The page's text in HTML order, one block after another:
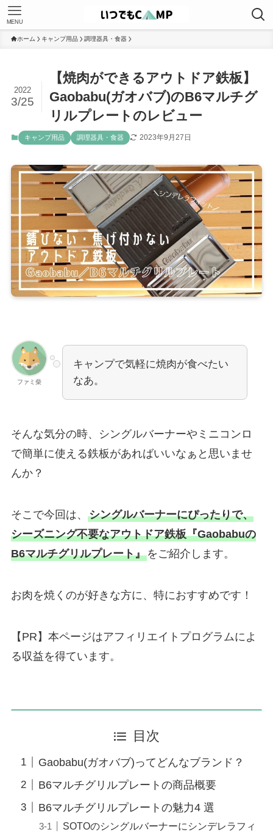
MENU
ホーム キャンプ用品 調理器具・食器
【焼肉ができるアウトドア鉄板】
Gaobabu(ガオバブ)のB6マルチグ
リルプレートのレビュー
2022
3/25
キャンプ用品 調理器具・食器 2023年9月27日
ファミ柴
キャンプで気軽に焼肉が食べたい
なあ。
そんな気分の時、シングルバーナーやミニコンロ
で簡単に使える鉄板があればいいなぁと思いませ
んか？
そこで今回は、 シングルバーナーにぴったりで、
シーズニング不要なアウトドア鉄板『Gaobabuの
B6マルチグリルプレート』をご紹介します。
お肉を焼くのが好きな方に、特におすすめです！
【PR】本ページはアフィリエイトプログラムによ
る収益を得ています。
目次
Gaobabu(ガオバブ)ってどんなブランド？
B6マルチグリルプレートの商品概要
B6マルチグリルプレートの魅力4 選
SOTOのシングルバーナーにシンデレラフィ